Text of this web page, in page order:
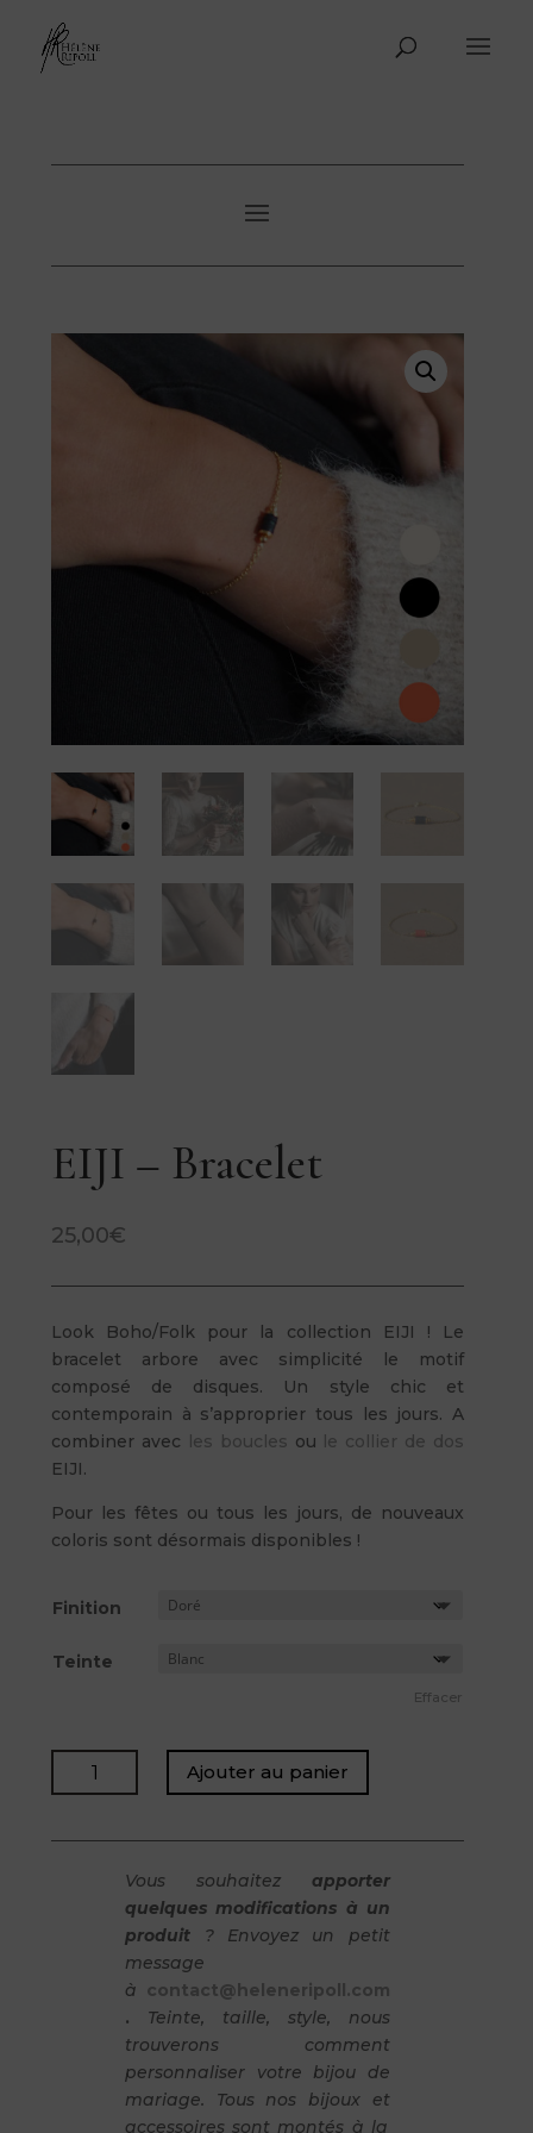
EIJI – Bracelet
25,00€
Look Boho/Folk pour la collection EIJI ! Le
bracelet arbore avec simplicité le motif
composé de disques. Un style chic et
contemporain à s’approprier tous les jours. A
combiner avec les boucles ou le collier de dos
EIJI.
Pour les fêtes ou tous les jours, de nouveaux
coloris sont désormais disponibles !
Finition
Teinte
Effacer
quantité
de
-
Ajouter au panier
Vous souhaitez apporter
quelques modifications à un
produit ? Envoyez un petit
message
à contact@heleneripoll.com
. Teinte, taille, style, nous
trouverons comment
personnaliser votre bijou de
mariage. Tous nos bijoux et
accessoires sont montés à la